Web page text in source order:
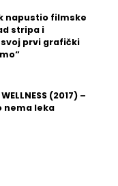
napustio filmske
stripa i
prvi grafički
(2017) –
nema leka